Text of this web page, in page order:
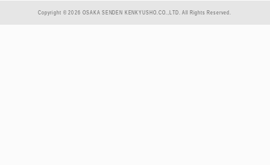
Copyright © 2026 OSAKA SENDEN KENKYUSHO.CO.,LTD. All Rights Reserved.